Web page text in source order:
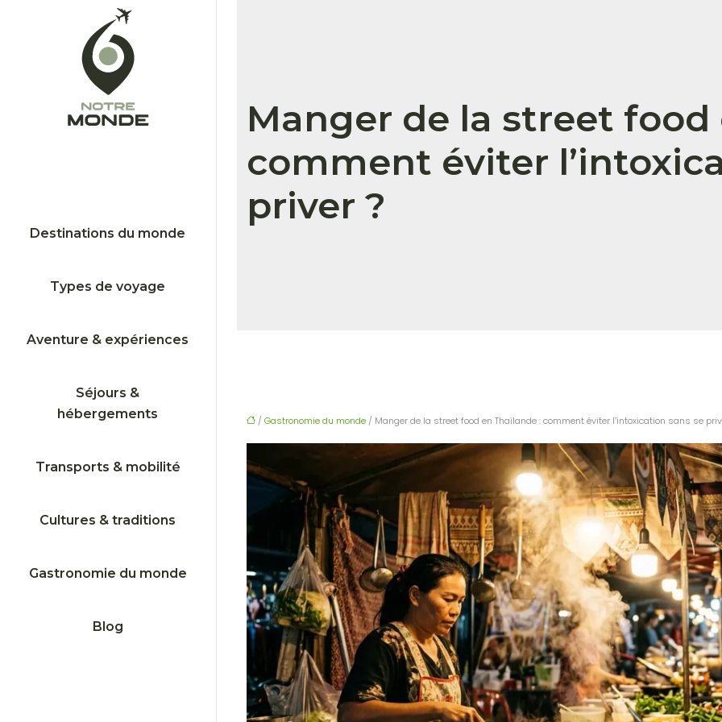
Destinations du monde
Types de voyage
Aventure & expériences
Séjours &
hébergements
Transports & mobilité
Cultures & traditions
Gastronomie du monde
Blog
Manger de la street food
comment éviter
priver ?
/ Gastronomie du monde/ Manger de la street food en Thaïlande : comment éviter l’intoxication sans se